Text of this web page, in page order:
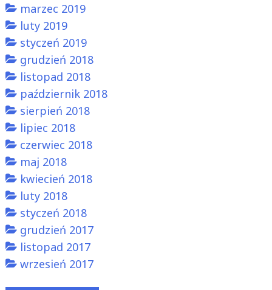
marzec 2019
luty 2019
styczeń 2019
grudzień 2018
listopad 2018
październik 2018
sierpień 2018
lipiec 2018
czerwiec 2018
maj 2018
kwiecień 2018
luty 2018
styczeń 2018
grudzień 2017
listopad 2017
wrzesień 2017